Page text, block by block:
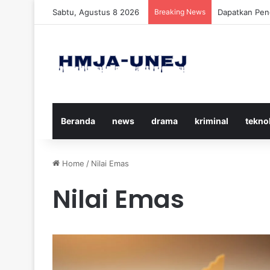
Sabtu, Agustus 8 2026 Breaking News Cara Efektif
Beranda news drama kriminal
Home / Nilai Emas
Nilai Emas